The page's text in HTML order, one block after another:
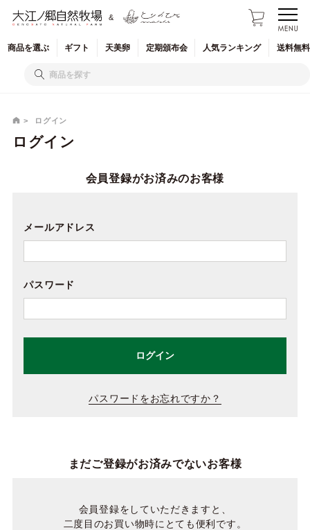
&
商品を選ぶ ギフト 天美卵 定期頒布会 人気ランキング 送料無
ログイン
ログイン
会員登録がお済みのお客様
メールアドレス
パスワード
ログイン
パスワードをお忘れですか？
まだご登録がお済みでないお客様
会員登録をしていただきますと、
二度目のお買い物時にとても便利です。